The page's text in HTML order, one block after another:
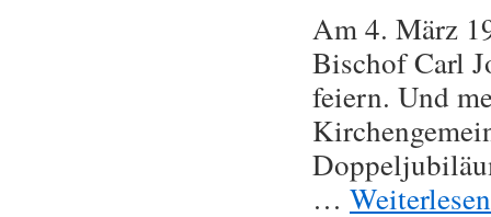
Am 4. März
Bischof Carl
feiern. Und
…